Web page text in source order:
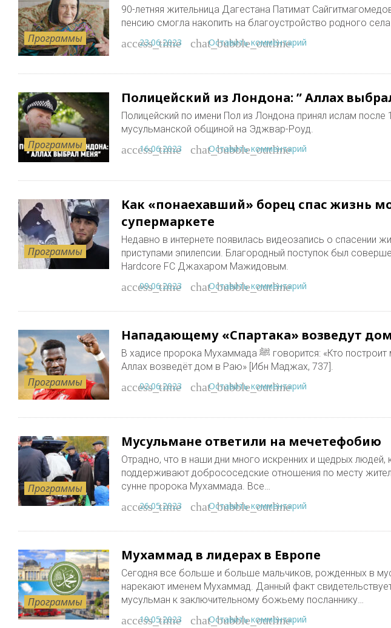
Программы
90-летняя жительница Дагестана Патимат
пенсию смогла накопить на благоустройство родного села
access_time
23.06.2023 chat_bubble_outline
Оставить комментарий
Программы
Полицейский из Лондона: ” Аллах
Полицейский по имени Пол из Лондона принял ислам после
мусульманской общиной на Эджвар-Роуд.
access_time
16.06.2023 chat_bubble_outline
Оставить комментарий
Программы
Как «понаехавший» борец спас жизнь
супермаркете
Недавно в интернете появилась видеозапись о спасении
приступами эпилепсии. Благородный поступок был
Hardcore FC Джахаром Мажидовым.
access_time
09.06.2023 chat_bubble_outline
Оставить комментарий
Программы
Нападающему «Спартака» возведут
В хадисе пророка Мухаммада ﷺ говорится: «Кто построит мечеть ради Аллаха, тому
Аллах возведёт дом в Раю» [Ибн Маджах, 737].
access_time
02.06.2023 chat_bubble_outline
Оставить комментарий
Программы
Мусульмане ответили на мечетефобию
Отрадно, что в наши дни много искренних и щедрых
поддерживают добрососедские отношения по месту
сунне пророка Мухаммада. Все…
access_time
26.05.2023 chat_bubble_outline
Оставить комментарий
Программы
Мухаммад в лидерах в Европе
Сегодня все больше и больше мальчиков, рожденных в
нарекают именем Мухаммад. Данный факт
мусульман к заключительному божьему посланнику…
access_time
19.05.2023 chat_bubble_outline
Оставить комментарий